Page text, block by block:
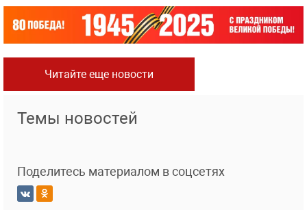
Читайте еще новости
Темы новостей
Поделитесь материалом в соцсетях